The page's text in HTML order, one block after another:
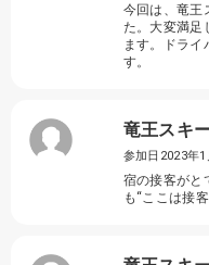
今回は、竜王
た。大変満足
ます。ドライ
す。
竜王スキ
参加日2023年1
宿の接客がと
も“ここは接